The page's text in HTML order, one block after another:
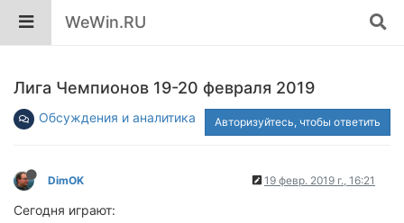
WeWin.RU
Лига Чемпионов 19-20 февраля 2019
Обсуждения и аналитика Авторизуйтесь, чтобы ответить
DimOK 19 февр. 2019 г., 16:21
Сегодня играют: